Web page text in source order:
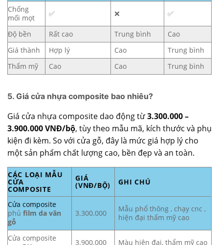
Chống
mối mọt
✅ ❌ ✅
Độ bền Rất cao Trung bình
Cao
Giá thành
Hợp lý Cao
Trung bình
Thẩm mỹ
Cao Cao Trung bình
5. Giá cửa nhựa composite bao nhiêu?
Giá cửa nhựa composite dao động từ3.300.000 –
3.900.000 VNĐ/bộ, tùy theo mẫu mã, kích thước và phụ
kiện đi kèm. So với cửa gỗ, đây là mức giá hợp lý cho
một sản phẩm chất lượng cao, bền đẹp và an toàn.
CÁC LOẠI MẪU
CỬA
COMPOSITE
GIÁ
(VNĐ/BỘ) GHI CHÚ
Cửa composite
phủ film da vân
gỗ
3.300.000
Mẫu phổ thông , chạy cnc ,
hiện đại thẩm mỹ cao
Cửa composite
3.900.000 Màu hiện đại, thẩm mỹ cao